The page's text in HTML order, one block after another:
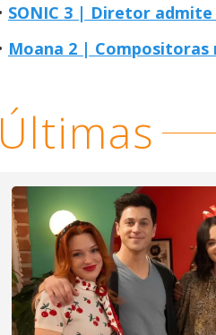
SONIC 3 | Diretor admite
Moana 2 | Compositoras
Últimas